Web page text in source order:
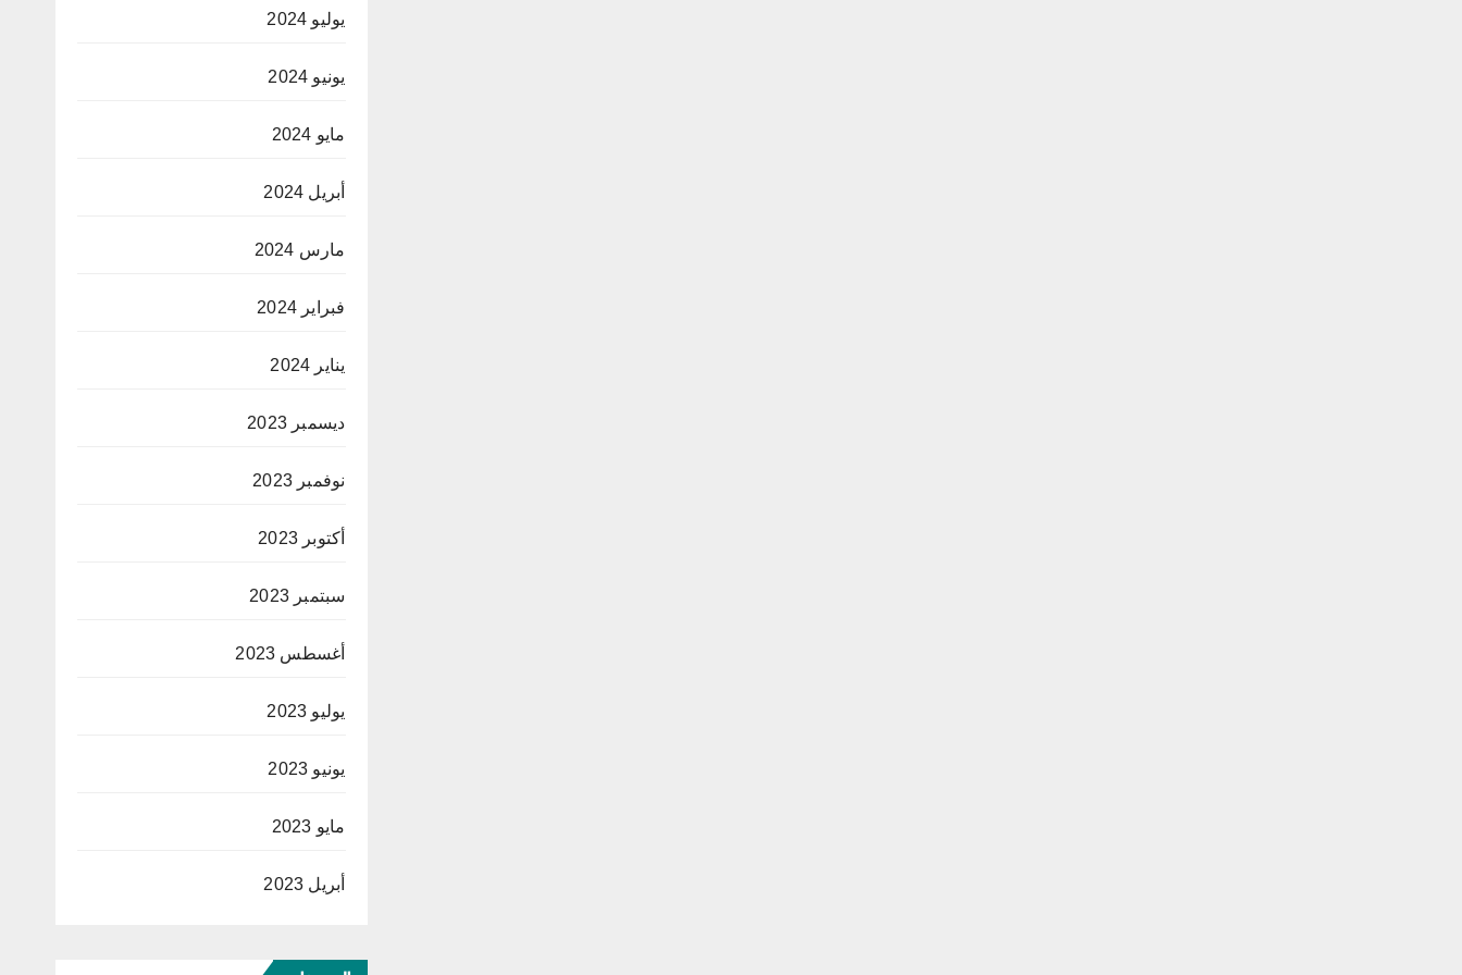
يوليو 2024
يونيو 2024
مايو 2024
أبريل 2024
مارس 2024
فبراير 2024
يناير 2024
ديسمبر 2023
نوفمبر 2023
أكتوبر 2023
سبتمبر 2023
أغسطس 2023
يوليو 2023
يونيو 2023
مايو 2023
أبريل 2023